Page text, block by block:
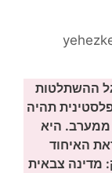
ההשתלטות
תהיה
ממערב. היא
האיחוד
מדינה צבאית